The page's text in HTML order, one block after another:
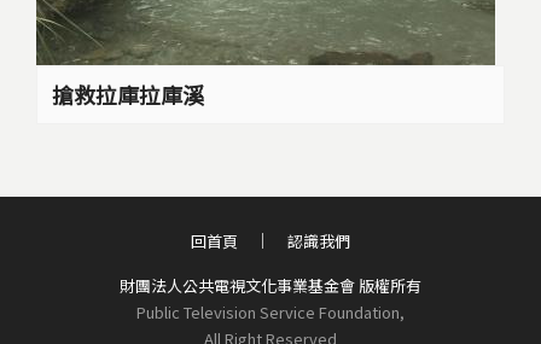
搶救拉庫拉庫溪
財團法人公共電視文化事業基金會 版權所有
Public Television Service Foundation,
All Right Reserved
回首頁 認識我們